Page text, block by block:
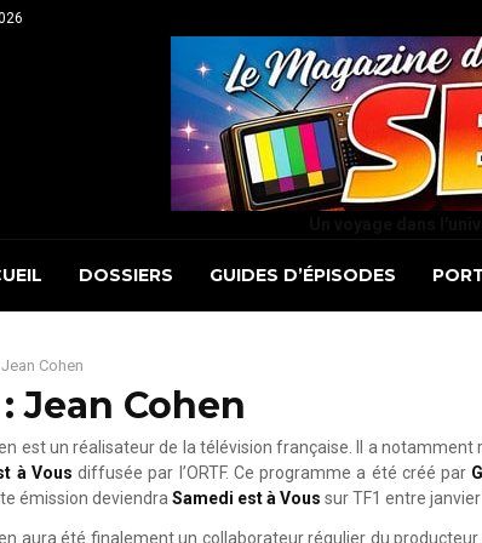
DOSSIERS GUIDES D’ÉPISODES
Jean Cohen
Jean Cohen
est un réalisateur de la télévision française. Il a notamment
à Vous diffusée par l’ORTF. Ce programme a été créé par
émission deviendra Samedi est à Vous sur TF1 entre
aura été finalement un collaborateur régulier du